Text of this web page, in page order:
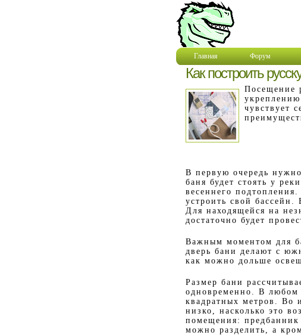
Главная Форум
Как построить
Посещение
чувствует
В первую очередь
баня будет стоять у
весеннего
устроить свой бассейн.
Для находящейся на
достаточно будет
Важным моментом для
дверь бани делают с
как можно дольше
Размер бани
одновременно. В любом
квадратных метров. Во
низко, насколько это
помещения:
можно разделить, а